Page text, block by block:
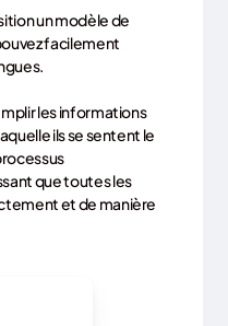
un modèle de
facilement
les informations
ils se sentent le
que toutes les
et de manière